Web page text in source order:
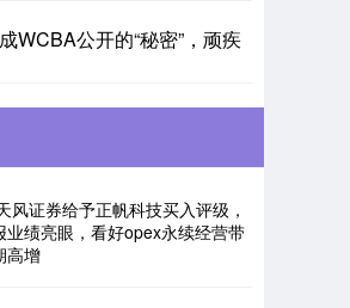
WCBA公开的“秘密”，顽疾
风证券给予正帆科技买入评级，
业绩亮眼，看好opex永续经营带
高增